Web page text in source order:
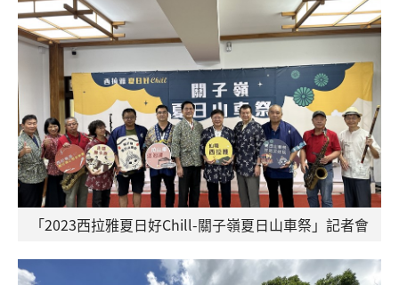
「2023西拉雅夏日好Chill-關子嶺夏日山車祭」記者會